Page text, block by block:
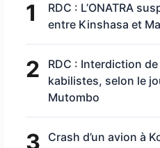
1
RDC : L’ONATRA
entre Kinshasa et
2
RDC : Interdiction
kabilistes, selon le
Mutombo
3
Crash d’un avion à